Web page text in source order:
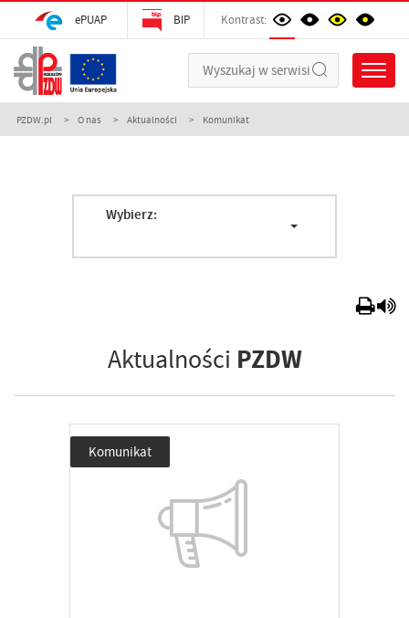
ePUAP BIP Kontrast:
PZDW.pl O nas Aktualności Komunikat
Wybierz:
Aktualności PZDW
Komunikat